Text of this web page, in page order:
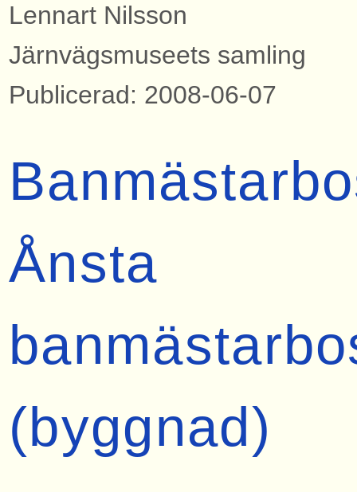
Lennart Nilsson
Järnvägsmuseets samling
Publicerad: 2008-06-07
Ånsta
(byggnad)